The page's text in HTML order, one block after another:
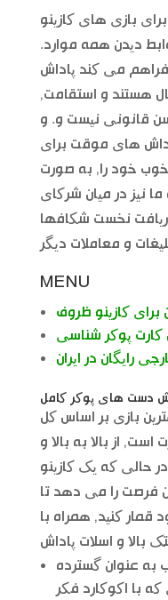
بازی های کازینو
دیدن همه موارد.
فراهم می کند پاداش
هستند و استقامت,
سن قانونی نیست و. و
های موقت برای
خود را, به صورت
ما نیز در میان شرکای
نخست شکافها
MENU
برای کازینو ظروف
کارت پوکر شناسی
رایگان در ایران
دست های پوکر کامل
بازی بر اساس کل
از بالا به بالا و
حالی که یک کازینو
فرصت را می دهد تا
قمار کنید, همراه با
به عنوان گسترده